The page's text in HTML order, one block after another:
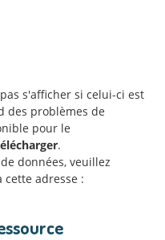
s'afficher si celui-ci est
des problèmes de
pour le
.
données, veuillez
adresse :